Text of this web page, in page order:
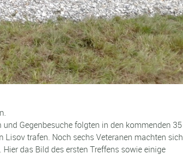
Gegenbesuche folgten in den kommenden 35
trafen. Noch sechs Veteranen machten sich
das Bild des ersten Treffens sowie einige